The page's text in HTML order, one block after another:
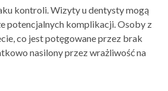
kontroli. Wizyty u dentysty mogą
potencjalnych komplikacji. Osoby z
co jest potęgowane przez brak
nasilony przez wrażliwość na